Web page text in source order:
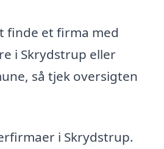
finde et firma med
i Skrydstrup eller
så tjek oversigten
i Skrydstrup.